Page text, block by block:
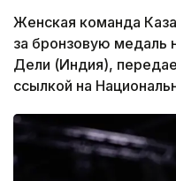
Женская команда
за бронзовую медаль
Дели (Индия),
ссылкой на